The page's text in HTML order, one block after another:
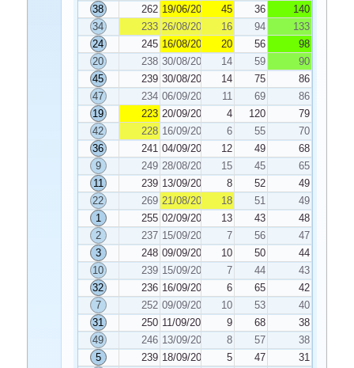
38
262 19/06/2023 45 36
140
34
233 26/08/2023 16 94
133
24
245 16/08/2023 20 56
98
20
238 30/08/2023 14 59
90
45
239 30/08/2023 14 75
86
47
234 06/09/2023 11 69
86
19
223 20/09/2023 4 120
79
42
228 16/09/2023 6 55
70
36
241 04/09/2023 12 49
68
9
249 28/08/2023 15 45
65
11
239 13/09/2023 8 52
49
22
269 21/08/2023 18 51
49
1
255 02/09/2023 13 43
48
2
237 15/09/2023 7 56
47
3
248 09/09/2023 10 50
44
10
239 15/09/2023 7 44
43
32
236 16/09/2023 6 65
42
7
252 09/09/2023 10 53
40
31
250 11/09/2023 9 68
38
49
246 13/09/2023 8 57
38
5
239 18/09/2023 5 47
31